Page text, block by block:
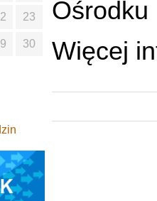
Ośrodku
Więcej
23
30